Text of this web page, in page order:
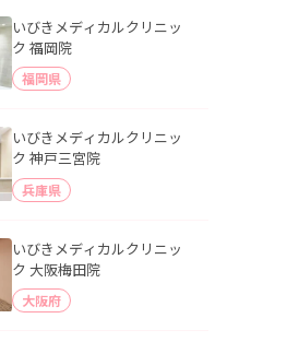
いびきメディカルクリニッ
ク 福岡院
福岡県
いびきメディカルクリニッ
ク 神戸三宮院
兵庫県
いびきメディカルクリニッ
ク 大阪梅田院
大阪府